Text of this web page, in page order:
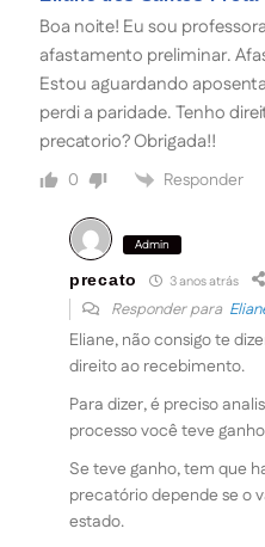
Boa noite! Eu sou
afastamento preliminar.
Estou aguardando
perdi a paridade. Tenho
precatorio? Obrigada!!
0 Responder
Admin
precato 3 anos atrás
Responder para
Eliane, não consigo te
direito ao recebimento.
Para dizer, é preciso
processo você teve
Se teve ganho, tem que
precatório depende se o
estado.